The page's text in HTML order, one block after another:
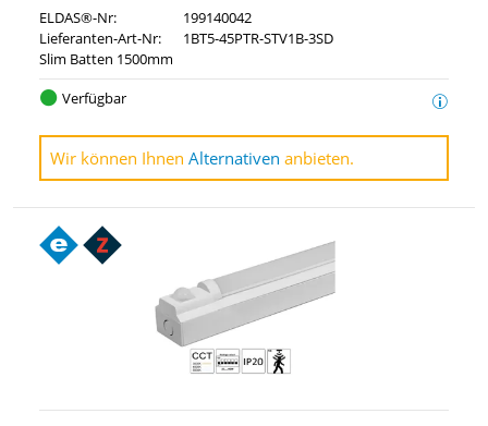
ELDAS®-Nr:
199140042
Lieferanten-Art-Nr:
1BT5-45PTR-STV1B-3SD
Slim Batten 1500mm
Verfügbar
Wir können Ihnen Alternativen anbieten.